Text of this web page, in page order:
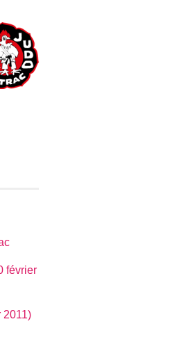
février
2011)